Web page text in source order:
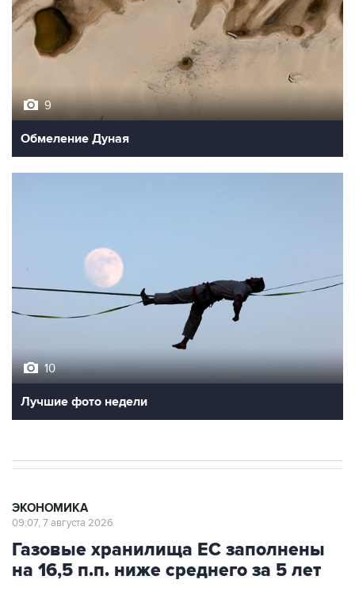
9
Обмеление Дуная
10
Лучшие фото недели
ЭКОНОМИКА
09:07, 7 августа 2026
Газовые хранилища ЕС заполнены
на 16,5 п.п. ниже среднего за 5 лет